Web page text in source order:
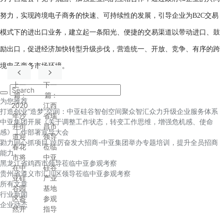
努力，实现跨境电子商务的快速、可持续性的发展，引导企业为B2C交易
模式下的进出口业务，建立起一条阳光、便捷的交易渠道以带动进口、鼓
励出口，促进经济加快转型升级步伐，营造统一、开放、竞争、有序的跨
境电子商务市场环境。
上一
篇:
2020
年沙
井街
道迎
春花
市将
在中
亚硅
谷园
区盎
然开
下一
篇:
江西
省瑞
昌市
领导
莅临
中亚
硅谷
产业
基地
参观
指导
为您推荐
打造创业“造梦”空间：中亚硅谷智创空间聚众智汇众力升级企业服务体系
中亚集团开展《关于调整工作状态，转变工作思维，增强危机感、使命
感》工作部署宣导大会
勠力同心抓项目 踔厉奋发大招商-中亚集团举办专题培训，提升全员招商
能力
黑龙江省鸡西市领导莅临中亚参观考察
贵州省遵义市汇川区领导莅临中亚参观考察
所有文章
行业新闻
企业动态